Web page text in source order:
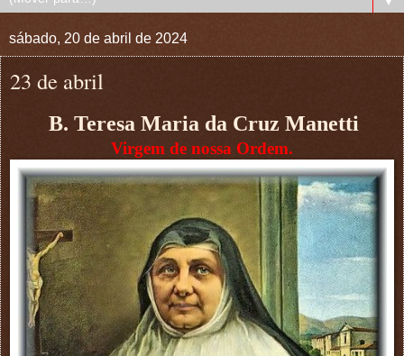
sábado, 20 de abril de 2024
23 de abril
B. Teresa Maria da Cruz Manetti
Virgem de nossa Ordem.